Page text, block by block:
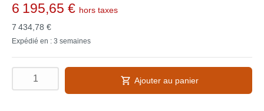
6 195,65 € hors taxes
7 434,78 €
Expédié en : 3 semaines
Ajouter au panier